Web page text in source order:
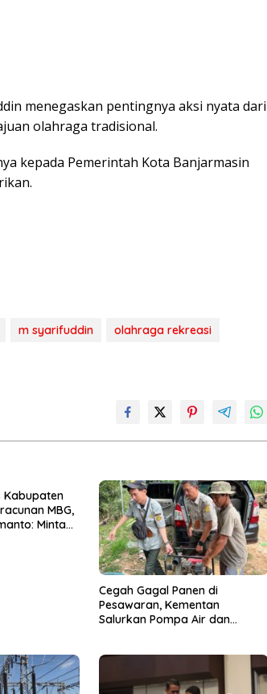
menegaskan pentingnya aksi nyata dari
olahraga tradisional.
kepada Pemerintah Kota Banjarmasin
m syarifuddin
olahraga rekreasi
Kabupaten
MBG,
Minta
Cegah Gagal Panen di
Pesawaran, Kementan
Salurkan Pompa Air dan